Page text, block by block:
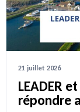
21 juillet 2026
LEADER
répondre